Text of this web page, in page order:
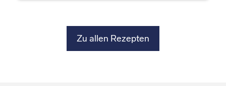
Zu allen Rezepten